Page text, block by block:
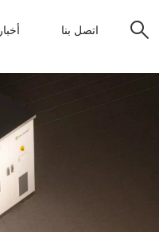
أخبار اتصل بنا